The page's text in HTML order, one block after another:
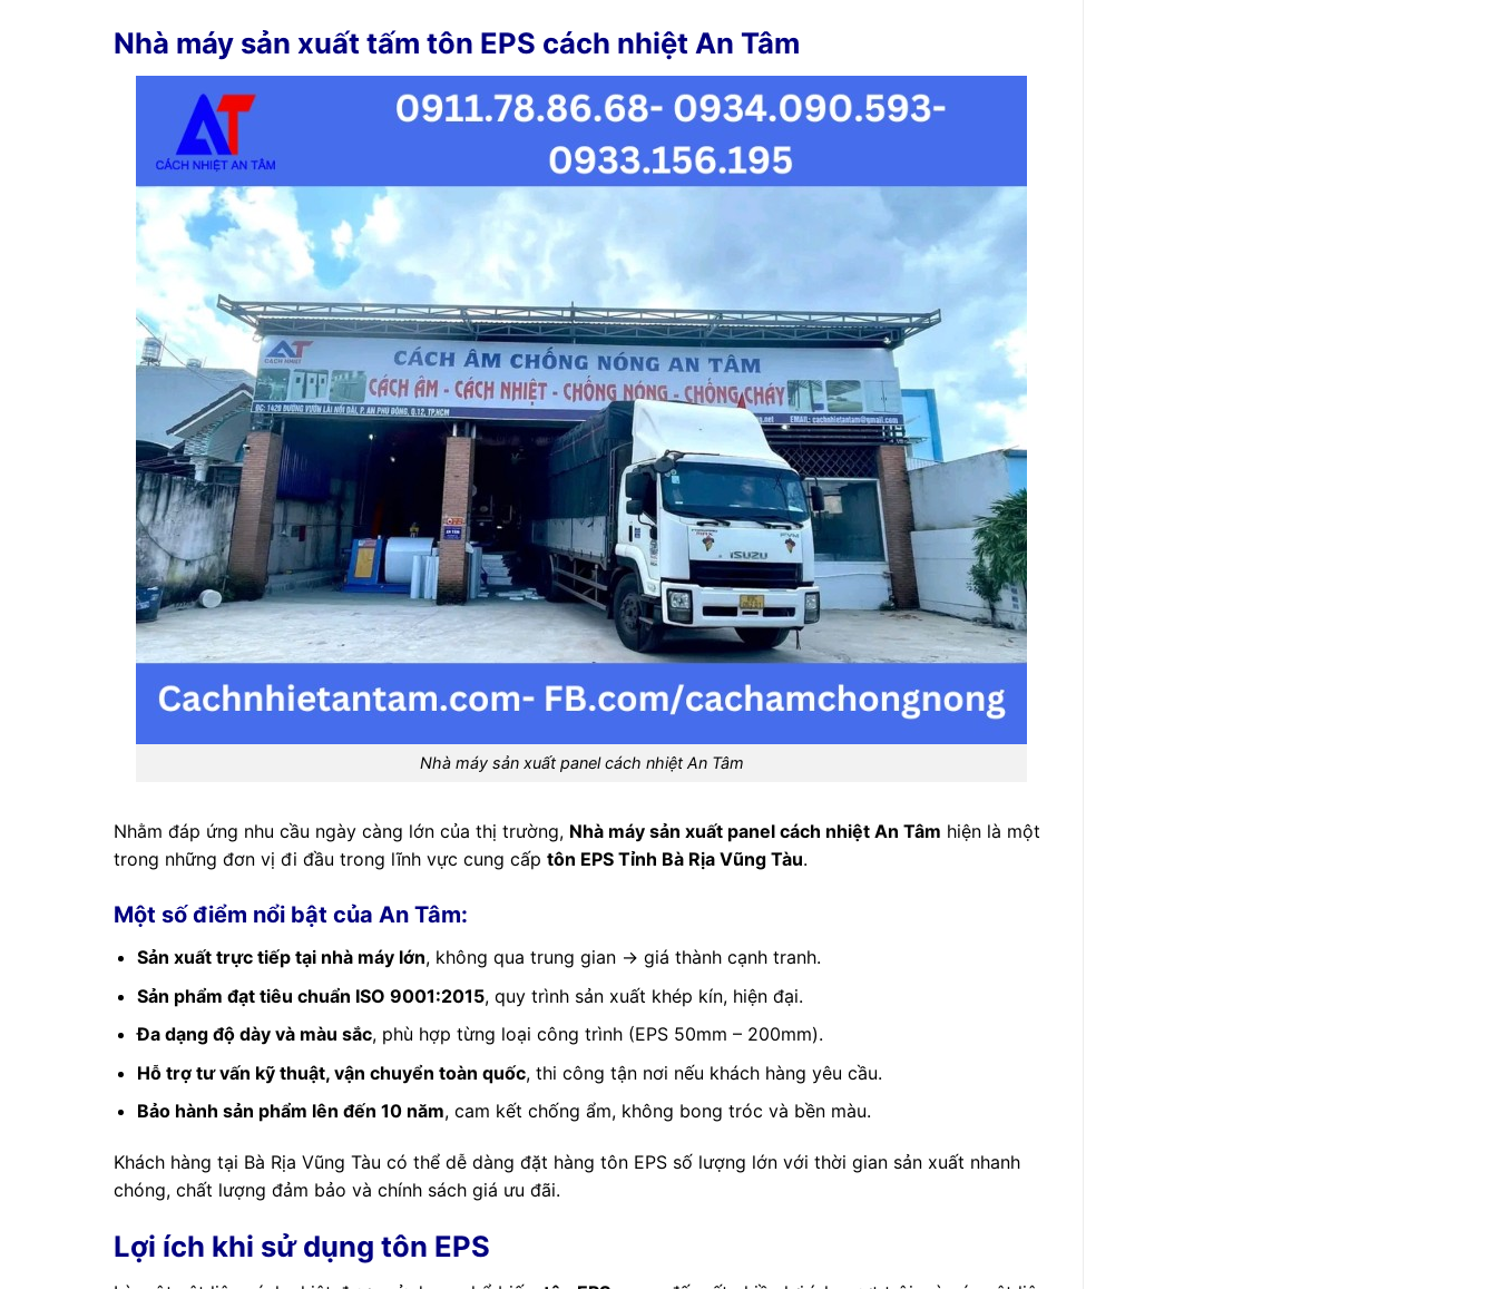
Nhà máy sản xuất tấm tôn EPS cách nhiệt An Tâm
Nhà máy sản xuất panel cách nhiệt An Tâm
Nhằm đáp ứng nhu cầu ngày càng lớn của thị trường, Nhà máy sản xuất panel cách nhiệt An Tâm hiện là một
trong những đơn vị đi đầu trong lĩnh vực cung cấp tôn EPS Tỉnh Bà Rịa Vũng Tàu.
Một số điểm nổi bật của An Tâm:
Sản xuất trực tiếp tại nhà máy lớn, không qua trung gian → giá thành cạnh tranh.
Sản phẩm đạt tiêu chuẩn ISO 9001:2015, quy trình sản xuất khép kín, hiện đại.
Đa dạng độ dày và màu sắc, phù hợp từng loại công trình (EPS 50mm – 200mm).
Hỗ trợ tư vấn kỹ thuật, vận chuyển toàn quốc, thi công tận nơi nếu khách hàng yêu cầu.
Bảo hành sản phẩm lên đến 10 năm, cam kết chống ẩm, không bong tróc và bền màu.
Khách hàng tại Bà Rịa Vũng Tàu có thể dễ dàng đặt hàng tôn EPS số lượng lớn với thời gian sản xuất nhanh
chóng, chất lượng đảm bảo và chính sách giá ưu đãi.
Lợi ích khi sử dụng tôn EPS